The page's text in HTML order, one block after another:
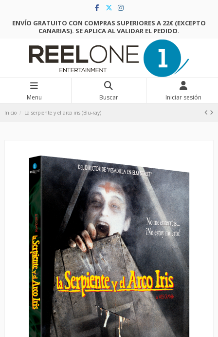
ENVÍO GRATUITO CON COMPRAS SUPERIORES A 22€ (EXCEPTO
CANARIAS). SE APLICA AL VALIDAR EL PEDIDO.
Menu Buscar Iniciar sesión
Inicio La serpiente y el arco iris (Blu-ray)